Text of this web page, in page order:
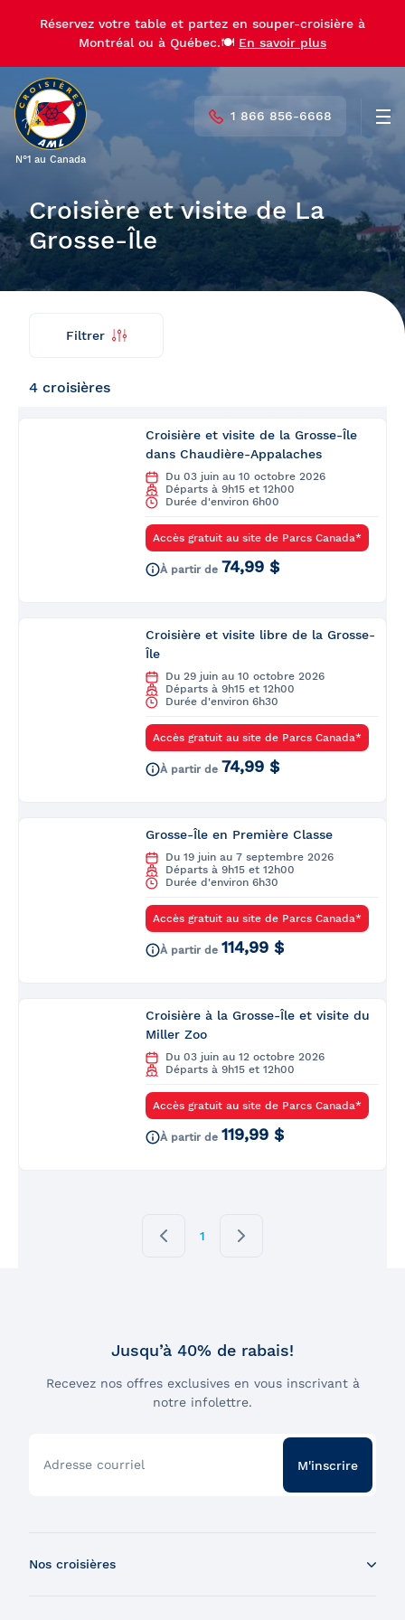
Réservez votre table et partez en souper-croisière à
Montréal ou à Québec.🍽️ En savoir plus
Réservez votre table et partez en souper-croisière à
Montréal ou à Québec.🍽️ En savoir plus
N°1 au Canada
1 866 856-6668
Croisière et visite de La
Grosse-Île
Filtrer
4 croisières
Croisière et visite de la Grosse-Île
dans Chaudière-Appalaches
Du 03 juin au 10 octobre 2026
Départs à 9h15 et 12h00
Durée d'environ 6h00
Accès gratuit au site de Parcs Canada*
À partir de 74,99 $
Croisière et visite libre de la Grosse-
Île
Du 29 juin au 10 octobre 2026
Départs à 9h15 et 12h00
Durée d'environ 6h30
Accès gratuit au site de Parcs Canada*
À partir de 74,99 $
Grosse-Île en Première Classe
Du 19 juin au 7 septembre 2026
Départs à 9h15 et 12h00
Durée d'environ 6h30
Accès gratuit au site de Parcs Canada*
À partir de 114,99 $
Croisière à la Grosse-Île et visite du
Miller Zoo
Du 03 juin au 12 octobre 2026
Départs à 9h15 et 12h00
Accès gratuit au site de Parcs Canada*
À partir de 119,99 $
1
Jusqu’à 40% de rabais!
Recevez nos offres exclusives en vous inscrivant à
notre infolettre.
Adresse courriel M'inscrire
Nos croisières